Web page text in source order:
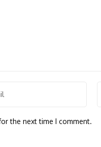
the next time I comment.